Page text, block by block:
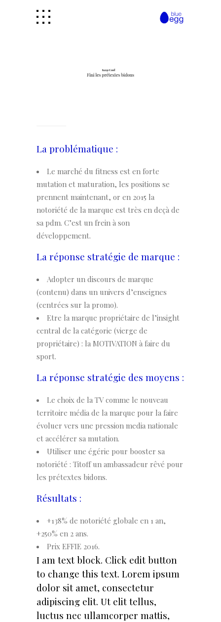
La problématique :
Le marché du fitness est en forte
mutation et maturation, les positions se
prennent maintenant, or en 2015 la
notoriété de la marque est très en deçà de
sa pdm. C’est un frein à son
développement.
La réponse stratégie de marque :
Adopter un discours de marque
(contenu) dans un univers d’enseignes
(centrées sur la promo).
Etre la marque propriétaire de l’insight
central de la catégorie (vierge de
propriétaire) : la MOTIVATION à faire du
sport.
La réponse stratégie des moyens :
Le choix de la TV comme le nouveau
territoire média de la marque pour la faire
évoluer vers une pression media nationale
et accélérer sa mutation.
Utiliser une égérie pour booster sa
notoriété : Titoff un ambassadeur rêvé pour
les prétextes bidons.
Résultats :
+138% de notoriété globale en 1 an,
+250% en 2 ans.
Prix EFFIE 2016.
I am text block. Click edit button
to change this text. Lorem ipsum
dolor sit amet, consectetur
adipiscing elit. Ut elit tellus,
luctus nec ullamcorper mattis,